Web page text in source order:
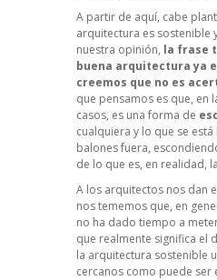
A partir de aquí, cabe
arquitectura es sostenible
nuestra opinión, la frase
buena arquitectura ya
creemos que no es
que pensamos es que, en
casos, es una forma de
cualquiera y lo que se
balones fuera,
de lo que es, en realidad,
A los arquitectos nos dan
nos tememos que, en
no ha dado tiempo a
que realmente significa el
la arquitectura sostenible
cercanos como puede ser